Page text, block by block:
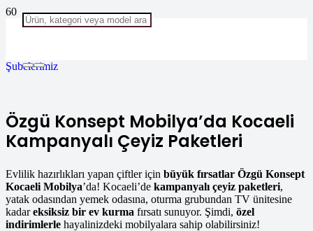
Şubelerimiz
Özgü Konsept Mobilya’da Kocaeli
Kampanyalı Çeyiz Paketleri
Evlilik hazırlıkları yapan çiftler için büyük fırsatlar Özgü Konsept
Kocaeli Mobilya’da! Kocaeli’de kampanyalı çeyiz paketleri,
yatak odasından yemek odasına, oturma grubundan TV ünitesine
kadareksiksiz bir ev kurma fırsatı sunuyor. Şimdi, özel
indirimlerle hayalinizdeki mobilyalara sahip olabilirsiniz!